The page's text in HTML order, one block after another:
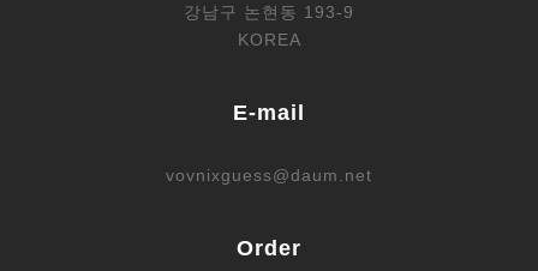
강남구 논현동 193-9
KOREA
E-mail
vovnixguess@daum.net
Order